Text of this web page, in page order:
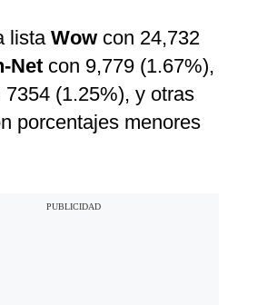
lista Wow con 24,732
Net con 9,779 (1.67%),
7354 (1.25%), y otras
porcentajes menores